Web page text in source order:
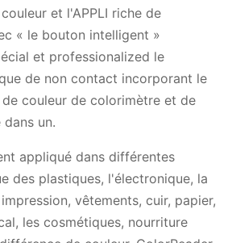
et l'APPLI riche de
« le bouton intelligent »
et professionalized le
de non contact incorporant le
couleur de colorimètre et de
un.
appliqué dans différentes
des plastiques, l'électronique, la
vêtements, cuir, papier,
les cosmétiques, nourriture